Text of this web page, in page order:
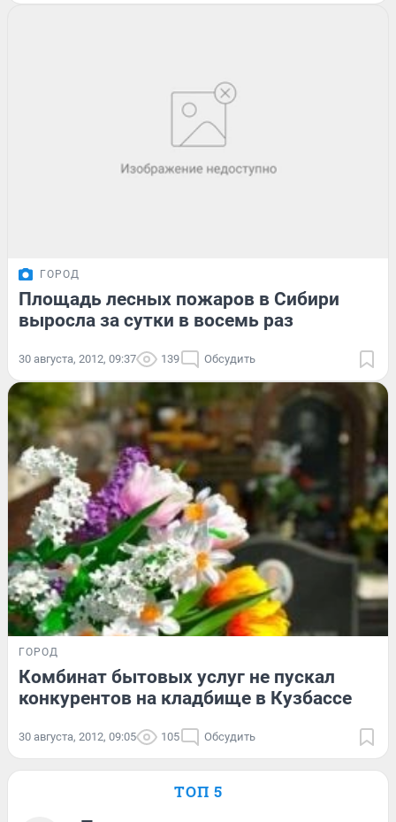
ГОРОД
Площадь лесных пожаров в Сибири
выросла за сутки в восемь раз
30 августа, 2012, 09:37 139 Обсудить
ГОРОД
Комбинат бытовых услуг не пускал
конкурентов на кладбище в Кузбассе
30 августа, 2012, 09:05 105 Обсудить
ТОП 5